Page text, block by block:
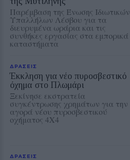
Παρέμβαση της Ένωσης Ιδιωτικών
Υπαλλήλων Λέσβου για τα
διευρυμένα ωράρια και τις
συνθήκες εργασίας στα εμπορικά
καταστήματα
ΔΡΑΣΕΙΣ
Έκκληση για νέο πυροσβεστικό
όχημα στο Πλωμάρι
Ξεκίνησε εκστρατεία
συγκέντρωσης χρημάτων για την
αγορά νέου πυροσβεστικού
οχήματος 4Χ4
ΔΡΑΣΕΙΣ